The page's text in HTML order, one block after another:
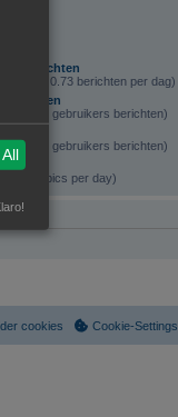
berichten
/ 0.73 berichten per dag)
vragen
van gebruikers berichten)
van gebruikers berichten)
topics
/ 0.02 topics per day)
Cookie-Settings
cookies